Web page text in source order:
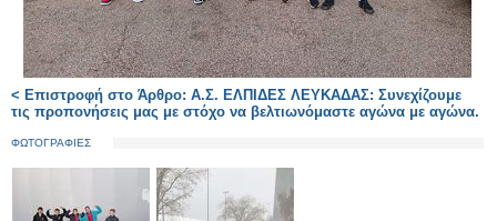
< Επιστροφή στο Άρθρο: Α.Σ. ΕΛΠΙΔΕΣ ΛΕΥΚΑΔΑΣ: Συνεχίζουμε
τις προπονήσεις μας με στόχο να βελτιωνόμαστε αγώνα με αγώνα.
ΦΩΤΟΓΡΑΦΙΕΣ